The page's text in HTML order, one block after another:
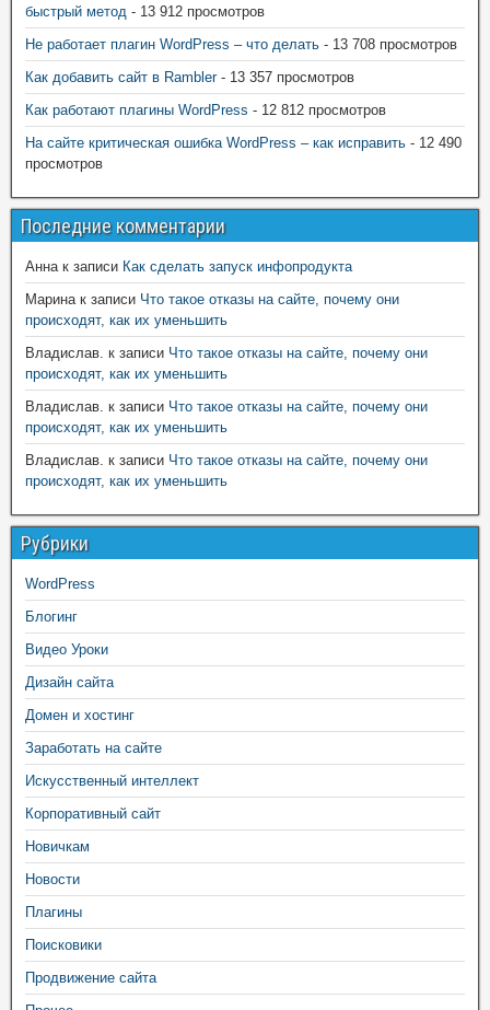
быстрый метод - 13 912 просмотров
Не работает плагин WordPress – что делать - 13 708 просмотров
Как добавить сайт в Rambler- 13 357 просмотров
Как работают плагины WordPress - 12 812 просмотров
На сайте критическая ошибка WordPress – как исправить - 12 490
просмотров
Последние комментарии
Аннак записи Как сделать запуск инфопродукта
Маринак записи Что такое отказы на сайте, почему они
происходят, как их уменьшить
Владислав. к записи Что такое отказы на сайте, почему они
происходят, как их уменьшить
Владислав. к записи Что такое отказы на сайте, почему они
происходят, как их уменьшить
Владислав. к записи Что такое отказы на сайте, почему они
происходят, как их уменьшить
Рубрики
WordPress
Блогинг
Видео Уроки
Дизайн сайта
Домен и хостинг
Заработать на сайте
Искусственный интеллект
Корпоративный сайт
Новичкам
Новости
Плагины
Поисковики
Продвижение сайта